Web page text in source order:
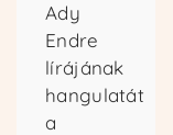
Ady
Endre
lírájának
hangulatát
a